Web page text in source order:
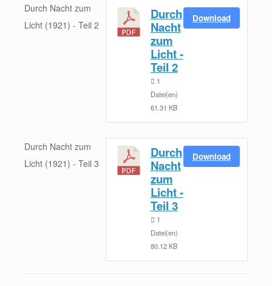
Durch Nacht zum
Licht (1921) - Teil 2
Durch
Nacht
zum
Licht -
Teil 2
1
Datei(en)
61.31 KB
Download
Durch Nacht zum
Licht (1921) - Teil 3
Durch
Nacht
zum
Licht -
Teil 3
1
Datei(en)
80.12 KB
Download